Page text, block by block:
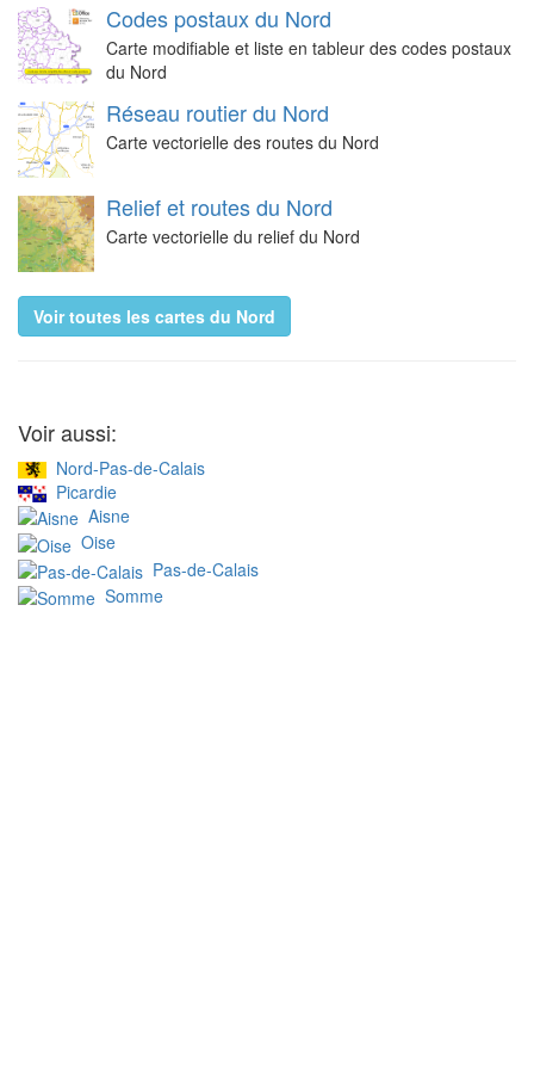
Codes postaux du Nord
Carte modifiable et liste en tableur des codes postaux
du Nord
Réseau routier du Nord
Carte vectorielle des routes du Nord
Relief et routes du Nord
Carte vectorielle du relief du Nord
Voir toutes les cartes du Nord
Voir aussi:
Nord-Pas-de-Calais
Picardie
Aisne
Oise
Pas-de-Calais
Somme